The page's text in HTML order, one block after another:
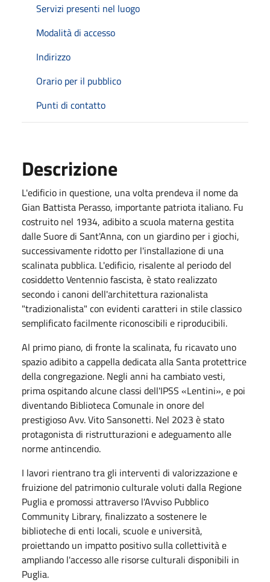
Servizi presenti nel luogo
Modalità di accesso
Indirizzo
Orario per il pubblico
Punti di contatto
Descrizione
L'edificio in questione, una volta prendeva il nome da
Gian Battista Perasso, importante patriota italiano. Fu
costruito nel 1934, adibito a scuola materna gestita
dalle Suore di Sant'Anna, con un giardino per i giochi,
successivamente ridotto per l'installazione di una
scalinata pubblica. L'edificio, risalente al periodo del
cosiddetto Ventennio fascista, è stato realizzato
secondo i canoni dell'architettura razionalista
"tradizionalista" con evidenti caratteri in stile classico
semplificato facilmente riconoscibili e riproducibili.
Al primo piano, di fronte la scalinata, fu ricavato uno
spazio adibito a cappella dedicata alla Santa protettrice
della congregazione. Negli anni ha cambiato vesti,
prima ospitando alcune classi dell'IPSS «Lentini», e poi
diventando Biblioteca Comunale in onore del
prestigioso Avv. Vito Sansonetti. Nel 2023 è stato
protagonista di ristrutturazioni e adeguamento alle
norme antincendio.
I lavori rientrano tra gli interventi di valorizzazione e
fruizione del patrimonio culturale voluti dalla Regione
Puglia e promossi attraverso l'Avviso Pubblico
Community Library, finalizzato a sostenere le
biblioteche di enti locali, scuole e università,
proiettando un impatto positivo sulla collettività e
ampliando l'accesso alle risorse culturali disponibili in
Puglia.